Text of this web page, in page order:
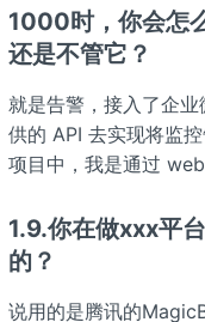
1000时，你会怎
还是不管它？
就是告警，接入了企
供的 API 去实现将监
项目中，我是通过
1.9.你在做xxx平
的？
说用的是腾讯的